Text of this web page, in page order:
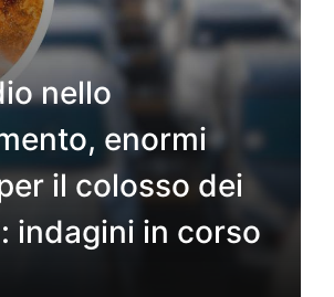
nello
enormi
il colosso dei
indagini in corso